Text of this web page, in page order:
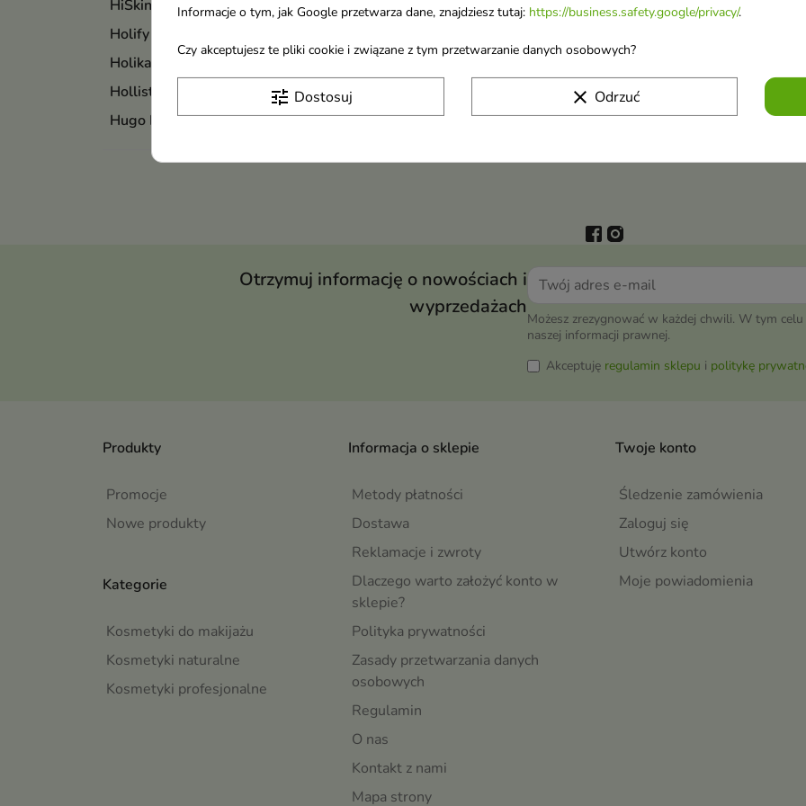
HiSkin
Holify
Holika Holika
Hollister
Hugo Boss
Otrzymuj informację o nowościach i
wyprzedażach
Możesz zrezygnować w każdej chwili. W tym celu
naszej informacji prawnej.
Akceptuję regulamin sklepu i politykę
Produkty
Promocje
Nowe produkty
Informacja o sklepie
Metody płatności
Dostawa
Reklamacje i zwroty
Dlaczego warto założyć konto w
sklepie?
Polityka prywatności
Zasady przetwarzania danych
osobowych
Regulamin
O nas
Kontakt z nami
Mapa strony
Kategorie
Kosmetyki do makijażu
Kosmetyki naturalne
Kosmetyki profesjonalne
Twoje konto
Śledzenie zamówienia
Zaloguj się
Utwórz konto
Moje powiadomienia
Informacje o tym, jak Google przetwarza dane, znajdziesz tutaj: https://business.safety.google/privacy/.
Czy akceptujesz te pliki cookie i związane z tym przetwarzanie danych osobowych?
tune Dostosuj clear Odrzuć